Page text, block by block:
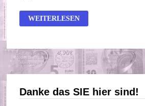
DAS
POSTKAPITALISTISCHE
WEITERLESEN
Danke das SIE hier sind!